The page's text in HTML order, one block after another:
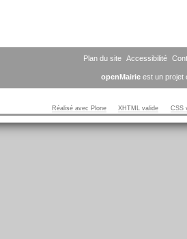
Plan du site Accessibilité
openMairieest un projet
Réalisé avec Plone XHTML valide CSS